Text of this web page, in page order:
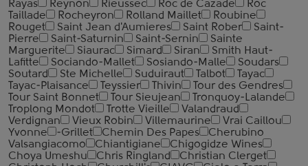
Rayas
Reynon Rieussec Roc de Cazade
Roc
Taillade
Rocheyron Rolland Maillet
Roubine
Rouget
Saint Jean d'Aumieres Saint Rober
Saint-
Pierre
Saint-Saturnin Saint-Sernin
Sainte
Marguerite
Siaurac Simard Siran
Smith Haut-
Lafitte
Sociando-Mallet Sosiando-Malle
Soudars
Soutard
Ste Michelle Suduiraut Talbot
Tayac
Tayac-Plaisance
Teyssier Thivin
Tour des Gendres
Tour Saint Bonnet
Tour Sieujean
Tronquoy-Lalande
Troplong Mondot
Trotte Vieille
Valandraud
Verdignan
Vieux Robin Villemaurine
Vrai Caillou
Yvonne
-Grillet Chemin Des Papes
Cherubino
Valsangiacomo
Chiantigiane
Chigogidze Wines
Choya Umeshu
Chris Ringland
Christian Clerget